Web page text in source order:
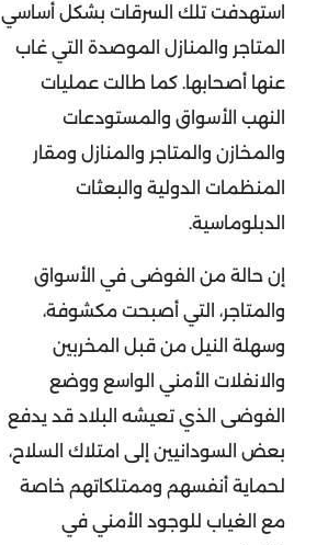
استهدفت تلك السرقات بشكل أساسي
المتاجر والمنازل الموصدة التي غاب
عنها أصحابها. كما طالت عمليات
النهب الأسواق والمستودعات
والمخازن والمتاجر والمنازل ومقار
المنظمات الدولية والبعثات
الدبلوماسية.
إن حالة من الفوضى في الأسواق
والمتاجر، التي أصبحت مكشوفة،
وسهلة النيل من قبل المخربين
والانفلات الأمني الواسع ووضع
الفوضى الذي تعيشه البلاد قد يدفع
بعض السودانيين إلى امتلاك السلاح،
لحماية أنفسهم وممتلكاتهم خاصة
مع الغياب للوجود الأمني في